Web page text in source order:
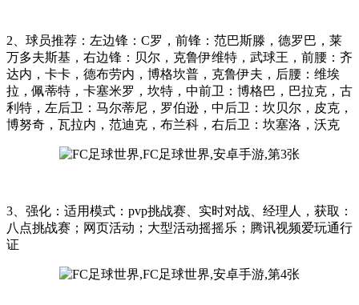
2、球员推荐：左边锋：C罗，前锋：范巴斯滕，德罗巴，莱
万多夫斯基，右边锋：贝尔，克鲁伊维特，武球王，前腰：齐
达内，卡卡，德布劳内，博格坎普，克鲁伊夫，后腰：维埃
拉，佩蒂特，卡塞米罗，坎特，中前卫：博格巴，巴拉克，古
利特，左后卫：马尔蒂尼，罗伯逊，中后卫：坎贝尔，皮克，
博努奇，瓦拉内，范迪克，布兰科，右后卫：坎塞洛，沃克
3、强化：适用模式：pvp挑战赛、实时对战、经理人，获取：
八点挑战赛；网页活动；大型活动摇摇乐；腾讯视频爱玩通行
证